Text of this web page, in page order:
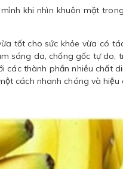
khi nhìn khuôn mặt
tốt cho sức khỏe vừa có
sáng da, chống gốc tự
các thành phần nhiều chất
cách nhanh chóng và